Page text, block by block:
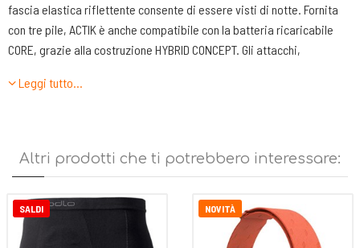
fascia elastica riflettente consente di essere visti di notte. Fornita
con tre pile, ACTIK è anche compatibile con la batteria ricaricabile
CORE, grazie alla costruzione HYBRID CONCEPT. Gli attacchi,
qualsiasi tipo di casco o su una bici.
Leggera, compatta e potente: 350 lumen per 86 g.
- due tipi di fasci luminosi (ampio o misto) e vari livelli d'illuminazione
per le attività outdoor dinamiche: visione di prossimità o lontana e
spostamenti rapidi,
Leggi tutto…
Altri prodotti che ti potrebbero interessare:
SALDI NOVITÀ